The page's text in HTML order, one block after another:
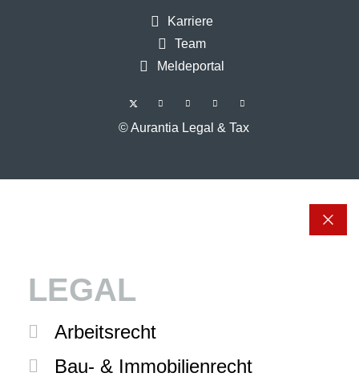
Karriere
Team
Meldeportal
© Aurantia Legal & Tax
LEGAL
Arbeitsrecht
Bau- & Immobilienrecht